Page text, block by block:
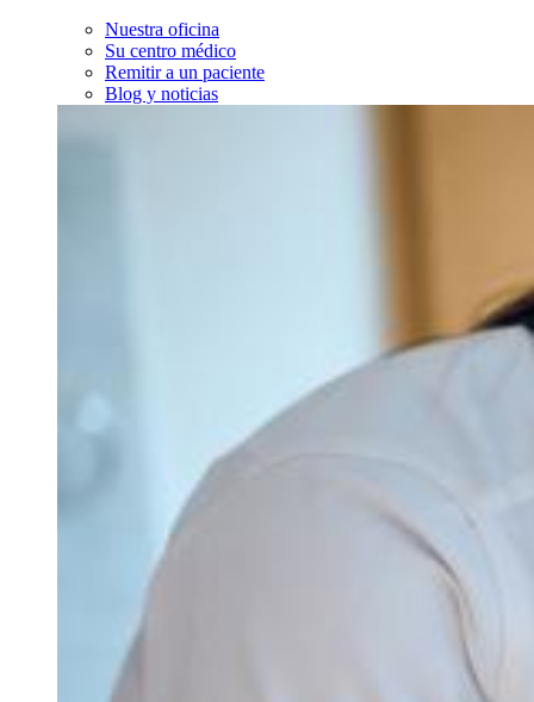
Nuestra oficina
Su centro médico
Remitir a un paciente
Blog y noticias